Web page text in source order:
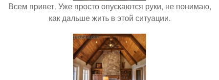
Всем привет. Уже просто опускаются руки, не понимаю,
как дальше жить в этой ситуации.